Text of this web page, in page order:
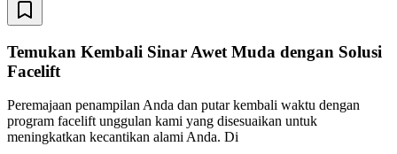
Temukan Kembali Sinar Awet Muda dengan Solusi
Facelift
Peremajaan penampilan Anda dan putar kembali waktu dengan
program facelift unggulan kami yang disesuaikan untuk
meningkatkan kecantikan alami Anda. Di